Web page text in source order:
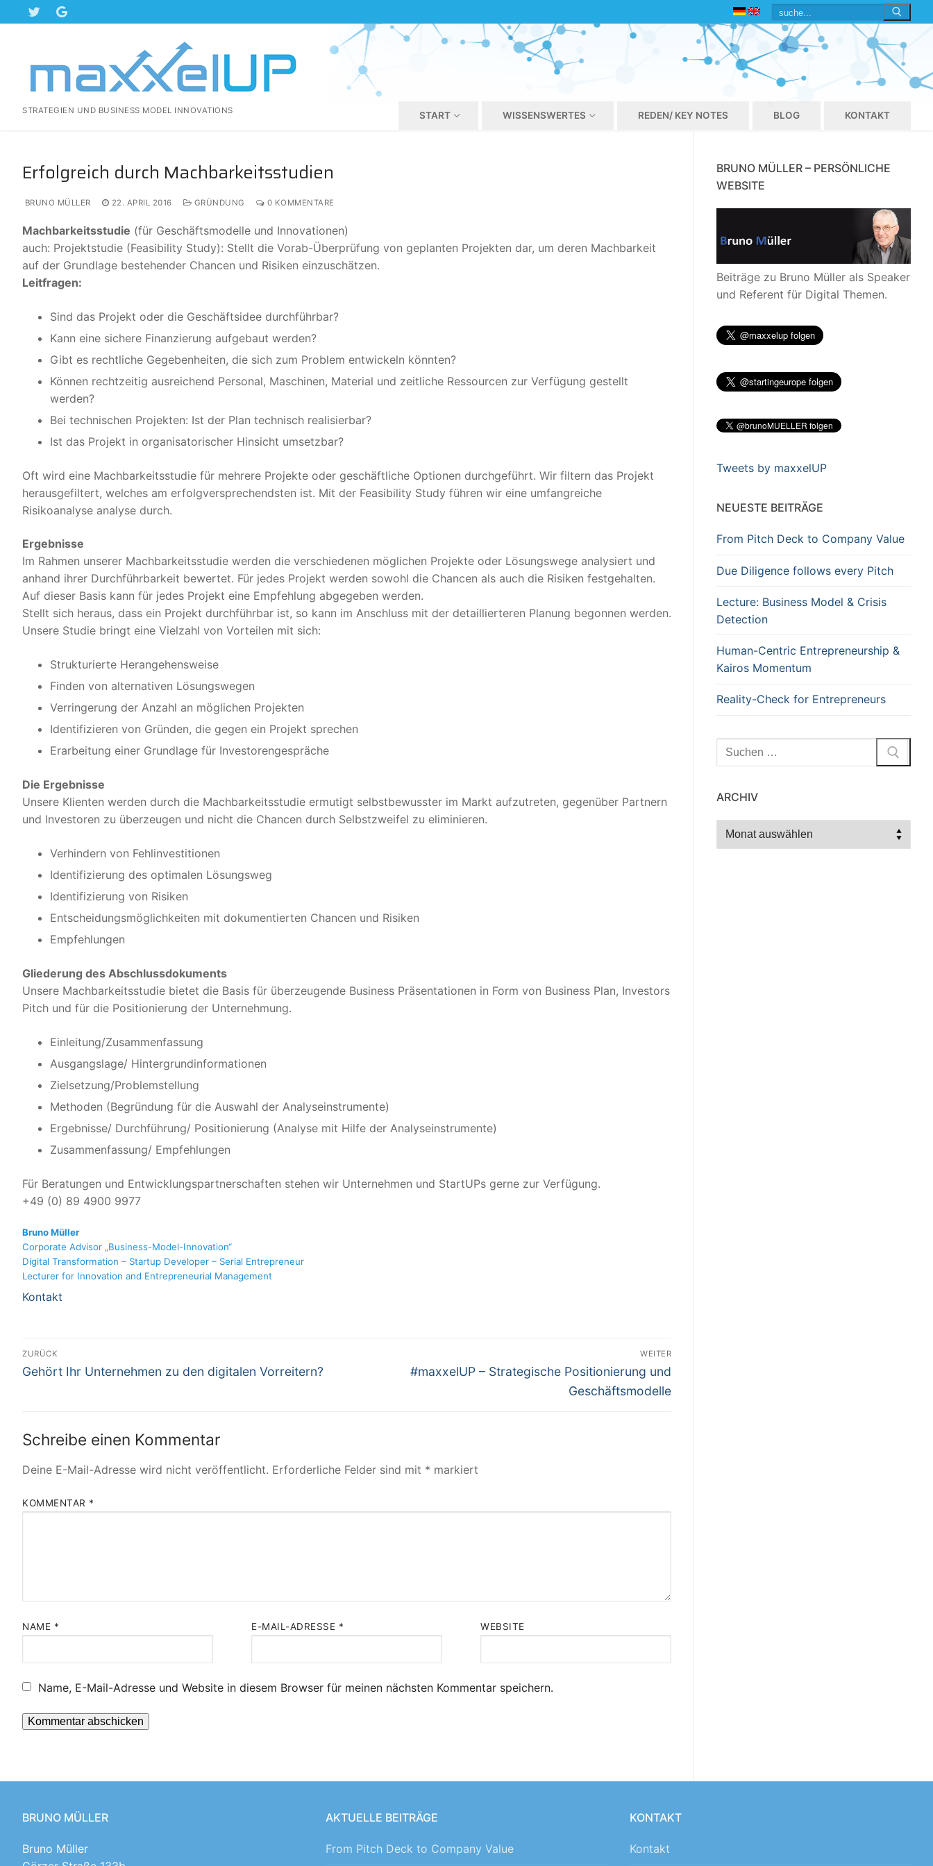
Inhalt
Suchen
nach:
STRATEGIEN UND BUSINESS MODEL INNOVATIONS START WISSENSWERTES REDEN/ KEY NOTES BLOG KONTAKT
Erfolgreich durch Machbarkeitsstudien
BRUNO MÜLLER 22. APRIL 2016 GRÜNDUNG 0 KOMMENTARE
Machbarkeitsstudie (für Geschäftsmodelle und Innovationen)
auch: Projektstudie (Feasibility Study): Stellt die Vorab-Überprüfung von geplanten Projekten dar, um deren Machbarkeit
auf der Grundlage bestehender Chancen und Risiken einzuschätzen.
Leitfragen:
Sind das Projekt oder die Geschäftsidee durchführbar?
Kann eine sichere Finanzierung aufgebaut werden?
Gibt es rechtliche Gegebenheiten, die sich zum Problem entwickeln könnten?
Können rechtzeitig ausreichend Personal, Maschinen, Material und zeitliche Ressourcen zur Verfügung gestellt
werden?
Bei technischen Projekten: Ist der Plan technisch realisierbar?
Ist das Projekt in organisatorischer Hinsicht umsetzbar?
Oft wird eine Machbarkeitsstudie für mehrere Projekte oder geschäftliche Optionen durchgeführt. Wir filtern das Projekt
herausgefiltert, welches am erfolgversprechendsten ist. Mit der Feasibility Study führen wir eine umfangreiche
Risikoanalyse analyse durch.
Ergebnisse
Im Rahmen unserer Machbarkeitsstudie werden die verschiedenen möglichen Projekte oder Lösungswege analysiert und
anhand ihrer Durchführbarkeit bewertet. Für jedes Projekt werden sowohl die Chancen als auch die Risiken festgehalten.
Auf dieser Basis kann für jedes Projekt eine Empfehlung abgegeben werden.
Stellt sich heraus, dass ein Projekt durchführbar ist, so kann im Anschluss mit der detaillierteren Planung begonnen werden.
Unsere Studie bringt eine Vielzahl von Vorteilen mit sich:
Strukturierte Herangehensweise
Finden von alternativen Lösungswegen
Verringerung der Anzahl an möglichen Projekten
Identifizieren von Gründen, die gegen ein Projekt sprechen
Erarbeitung einer Grundlage für Investorengespräche
Die Ergebnisse
Unsere Klienten werden durch die Machbarkeitsstudie ermutigt selbstbewusster im Markt aufzutreten, gegenüber Partnern
und Investoren zu überzeugen und nicht die Chancen durch Selbstzweifel zu eliminieren.
Verhindern von Fehlinvestitionen
Identifizierung des optimalen Lösungsweg
Identifizierung von Risiken
Entscheidungsmöglichkeiten mit dokumentierten Chancen und Risiken
Empfehlungen
Gliederung des Abschlussdokuments
Unsere Machbarkeitsstudie bietet die Basis für überzeugende Business Präsentationen in Form von Business Plan, Investors
Pitch und für die Positionierung der Unternehmung.
Einleitung/Zusammenfassung
Ausgangslage/ Hintergrundinformationen
Zielsetzung/Problemstellung
Methoden (Begründung für die Auswahl der Analyseinstrumente)
Ergebnisse/ Durchführung/ Positionierung (Analyse mit Hilfe der Analyseinstrumente)
Zusammenfassung/ Empfehlungen
Für Beratungen und Entwicklungspartnerschaften stehen wir Unternehmen und StartUPs gerne zur Verfügung.
+49 (0) 89 4900 9977
Bruno Müller
Corporate Advisor „Business-Model-Innovation“
Digital Transformation – Startup Developer – Serial Entrepreneur
Lecturer for Innovation and Entrepreneurial Management
Kontakt
Beitragsnavigation
ZURÜCK
Vorheriger
Gehört Ihr Unternehmen zu den digitalen Vorreitern?
WEITER
Nächster
#maxxelUP – Strategische Positionierung und
Geschäftsmodelle
Schreibe einen Kommentar
Deine E-Mail-Adresse wird nicht veröffentlicht. Erforderliche Felder sind mit * markiert
KOMMENTAR *
NAME * E-MAIL-ADRESSE * WEBSITE
Name, E-Mail-Adresse und Website in diesem Browser für meinen nächsten Kommentar speichern.
BRUNO MÜLLER – PERSÖNLICHE
WEBSITE
Beiträge zu Bruno Müller als Speaker
und Referent für Digital Themen.
Tweets by maxxelUP
NEUESTE BEITRÄGE
From Pitch Deck to Company Value
Due Diligence follows every Pitch
Lecture: Business Model & Crisis
Detection
Human-Centric Entrepreneurship &
Kairos Momentum
Reality-Check for Entrepreneurs
Suchen
nach:
ARCHIV
Archiv
BRUNO MÜLLER
Bruno Müller
AKTUELLE BEITRÄGE
From Pitch Deck to Company Value
KONTAKT
Kontakt